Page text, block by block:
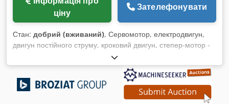
ціну
Зателефонувати
Стан: добрий (вживаний), Сервомотор, електродвигун,
двигун постійного струму, кроковий двигун, степер-мотор -
Виробник: Scharmann, двигун постійного струму з
тахогенератором і вентиляцією - Двигун: тип GLF 100/13 -
Напруга: 170/200 В - Потужність: 6,5 кВт - Обороти: 3000
об/хв - Тахогенератор: Hübner TDP 0,2 T-4 60В, 1000/макс.
9000 об/хв Cedpfxjq Rxz To Ahzerf - Технічні дані: див.